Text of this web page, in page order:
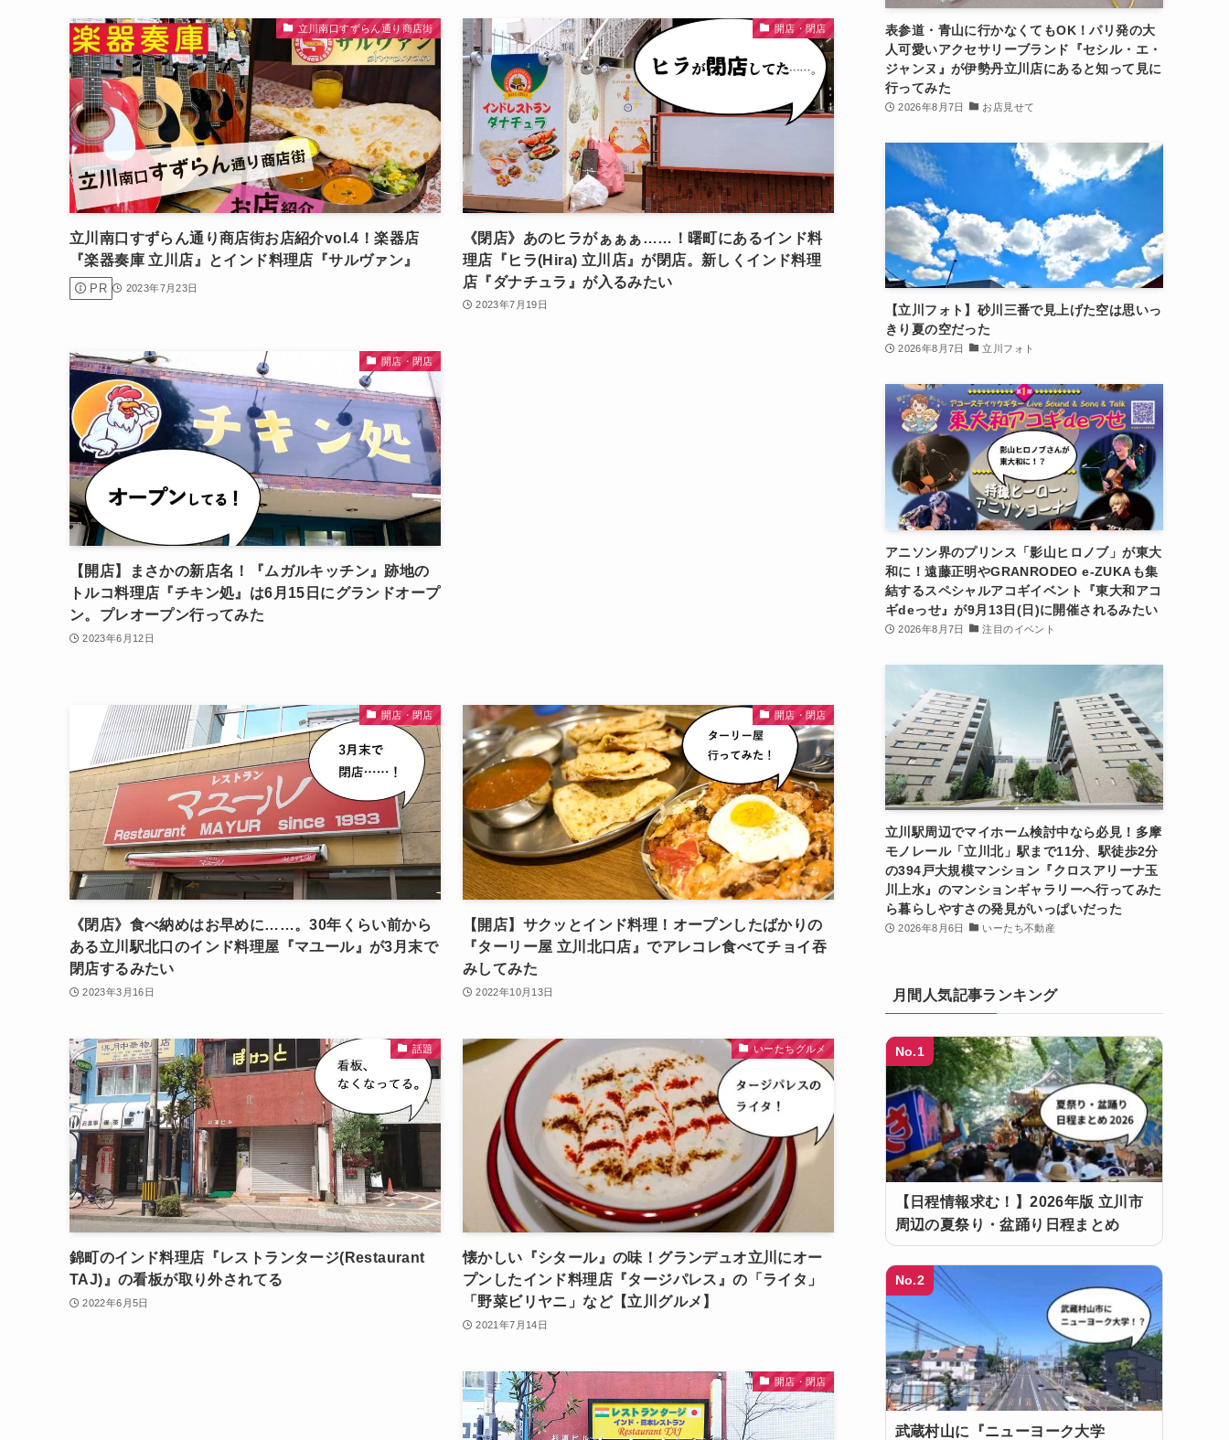
立川南口すずらん通り商店街
立川南口すずらん通り商店街お店紹介vol.4！楽器店
『楽器奏庫 立川店』とインド料理店『サルヴァン』
PR 2023年7月23日
開店・閉店
《閉店》あのヒラがぁぁぁ……！曙町にあるインド料
理店『ヒラ(Hira) 立川店』が閉店。新しくインド料理
店『ダナチュラ』が入るみたい
2023年7月19日
開店・閉店
【開店】まさかの新店名！『ムガルキッチン』跡地の
トルコ料理店『チキン処』は6月15日にグランドオープ
ン。プレオープン行ってみた
2023年6月12日
開店・閉店
《閉店》食べ納めはお早めに……。30年くらい前から
ある立川駅北口のインド料理屋『マユール』が3月末で
閉店するみたい
2023年3月16日
開店・閉店
【開店】サクッとインド料理！オープンしたばかりの
『ターリー屋 立川北口店』でアレコレ食べてチョイ吞
みしてみた
2022年10月13日
話題
錦町のインド料理店『レストランタージ(Restaurant
TAJ)』の看板が取り外されてる
2022年6月5日
いーたちグルメ
懐かしい『シタール』の味！グランデュオ立川にオー
プンしたインド料理店『タージパレス』の「ライタ」
「野菜ビリヤニ」など【立川グルメ】
2021年7月14日
開店・閉店
表参道・青山に行かなくてもOK！パリ発の大
人可愛いアクセサリーブランド『セシル・エ・
ジャンヌ』が伊勢丹立川店にあると知って見に
行ってみた
2026年8月7日 お店見せて
【立川フォト】砂川三番で見上げた空は思いっ
きり夏の空だった
2026年8月7日 立川フォト
アニソン界のプリンス「影山ヒロノブ」が東大
和に！遠藤正明やGRANRODEO e-ZUKAも集
結するスペシャルアコギイベント『東大和アコ
ギdeっせ』が9月13日(日)に開催されるみたい
2026年8月7日 注目のイベント
立川駅周辺でマイホーム検討中なら必見！多摩
モノレール「立川北」駅まで11分、駅徒歩2分
の394戸大規模マンション『クロスアリーナ玉
川上水』のマンションギャラリーへ行ってみた
ら暮らしやすさの発見がいっぱいだった
2026年8月6日 いーたち不動産
月間人気記事ランキング
No.1
【日程情報求む！】2026年版 立川市
周辺の夏祭り・盆踊り日程まとめ
No.2
武蔵村山に『ニューヨーク大学